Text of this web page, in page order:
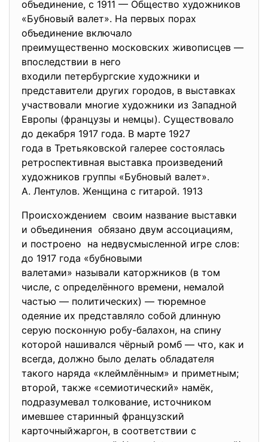
объединение, с 1911 — Общество художников
«Бубновый валет». На первых порах
объединение включало
преимущественно московских живописцев —
впоследствии в него
входили петербургские художники и
представители других городов, в выставках
участвовали многие художники из Западной
Европы (французы и немцы). Существовало
до декабря 1917 года. В марте 1927
года в Третьяковской галерее состоялась
ретроспективная выставка произведений
художников группы «Бубновый валет».
А. Лентулов. Женщина с гитарой. 1913
Происхождением своим название выставки
и объединения обязано двум ассоциациям,
и построено на недвусмысленной игре слов:
до 1917 года «бубновыми
валетами» называли каторжников (в том
числе, с определённого времени, немалой
частью — политических) — тюремное
одеяние их представляло собой длинную
серую посконную робу-балахон, на спину
которой нашивался чёрный ромб — что, как и
всегда, должно было делать обладателя
такого наряда «клеймлённым» и приметным;
второй, также «семиотический» намёк,
подразумевал толкование, источником
имевшее старинный французский
карточныйжаргон, в соответствии с